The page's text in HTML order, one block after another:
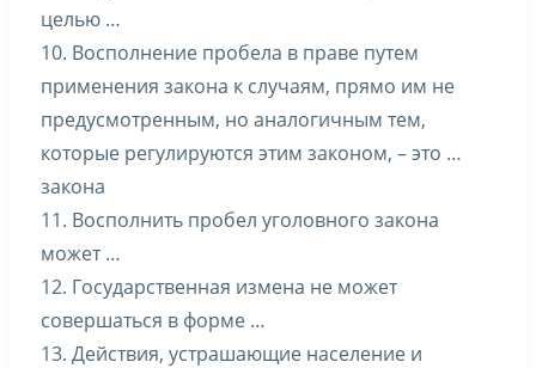
целью …
10. Восполнение пробела в праве путем
применения закона к случаям, прямо им не
предусмотренным, но аналогичным тем,
которые регулируются этим законом, – это …
закона
11. Восполнить пробел уголовного закона
может …
12. Государственная измена не может
совершаться в форме …
13. Действия, устрашающие население и